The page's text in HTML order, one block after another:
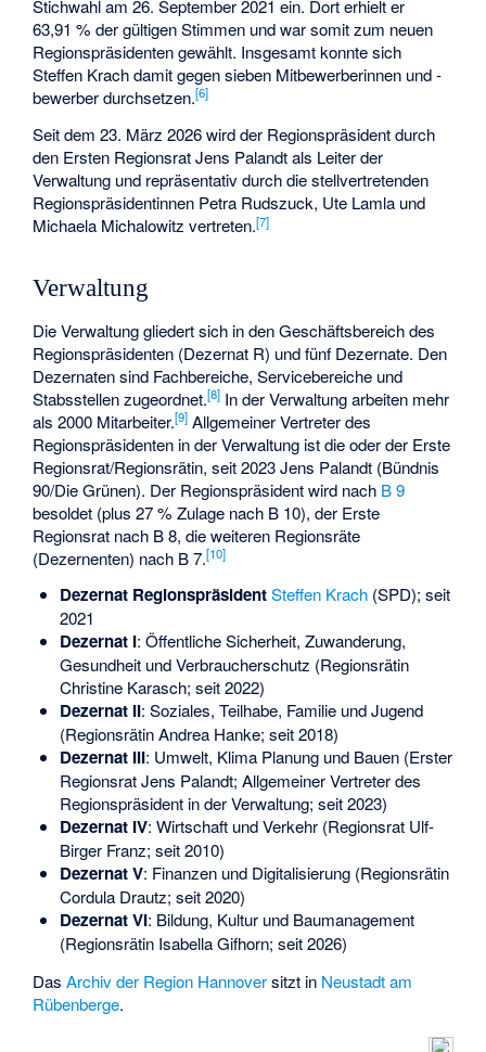
Stichwahl am 26. September 2021 ein. Dort erhielt er
63,91 % der gültigen Stimmen und war somit zum neuen
Regionspräsidenten gewählt. Insgesamt konnte sich
Steffen Krach damit gegen sieben Mitbewerberinnen und -
bewerber durchsetzen.[6]
Seit dem 23. März 2026 wird der Regionspräsident durch
den Ersten Regionsrat Jens Palandt als Leiter der
Verwaltung und repräsentativ durch die stellvertretenden
Regionspräsidentinnen Petra Rudszuck, Ute Lamla und
Michaela Michalowitz vertreten.[7]
Verwaltung
Die Verwaltung gliedert sich in den Geschäftsbereich des
Regionspräsidenten (Dezernat R) und fünf Dezernate. Den
Dezernaten sind Fachbereiche, Servicebereiche und
Stabsstellen zugeordnet.[8] In der Verwaltung arbeiten mehr
als 2000 Mitarbeiter.[9] Allgemeiner Vertreter des
Regionspräsidenten in der Verwaltung ist die oder der Erste
Regionsrat/Regionsrätin, seit 2023 Jens Palandt (Bündnis
90/Die Grünen). Der Regionspräsident wird nach B 9
besoldet (plus 27 % Zulage nach B 10), der Erste
Regionsrat nach B 8, die weiteren Regionsräte
(Dezernenten) nach B 7.[10]
Dezernat Regionspräsident Steffen Krach(SPD); seit
2021
Dezernat I: Öffentliche Sicherheit, Zuwanderung,
Gesundheit und Verbraucherschutz (Regionsrätin
Christine Karasch; seit 2022)
Dezernat II: Soziales, Teilhabe, Familie und Jugend
(Regionsrätin Andrea Hanke; seit 2018)
Dezernat III: Umwelt, Klima Planung und Bauen (Erster
Regionsrat Jens Palandt; Allgemeiner Vertreter des
Regionspräsident in der Verwaltung; seit 2023)
Dezernat IV: Wirtschaft und Verkehr (Regionsrat Ulf-
Birger Franz; seit 2010)
Dezernat V: Finanzen und Digitalisierung (Regionsrätin
Cordula Drautz; seit 2020)
Dezernat VI: Bildung, Kultur und Baumanagement
(Regionsrätin Isabella Gifhorn; seit 2026)
DasArchiv der Region Hannoversitzt in Neustadt am
Rübenberge.